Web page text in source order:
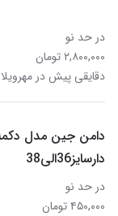
در حد نو
۲,۸۰۰,۰۰۰ تومان
دقایقی پیش در
دامن جین مدل
دارسایز36الی38
در حد نو
۴۵۰,۰۰۰ تومان